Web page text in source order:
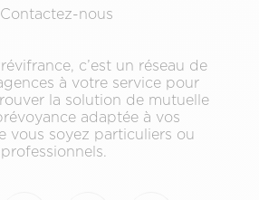
Contactez-nous
c’est un réseau de
à votre service pour
la solution de mutuelle
adaptée à vos
vous soyez particuliers ou
professionnels.